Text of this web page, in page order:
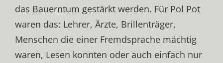
das Bauerntum gestärkt werden. Für Pol Pot
waren das: Lehrer, Ärzte, Brillenträger,
Menschen die einer Fremdsprache mächtig
waren, Lesen konnten oder auch einfach nur